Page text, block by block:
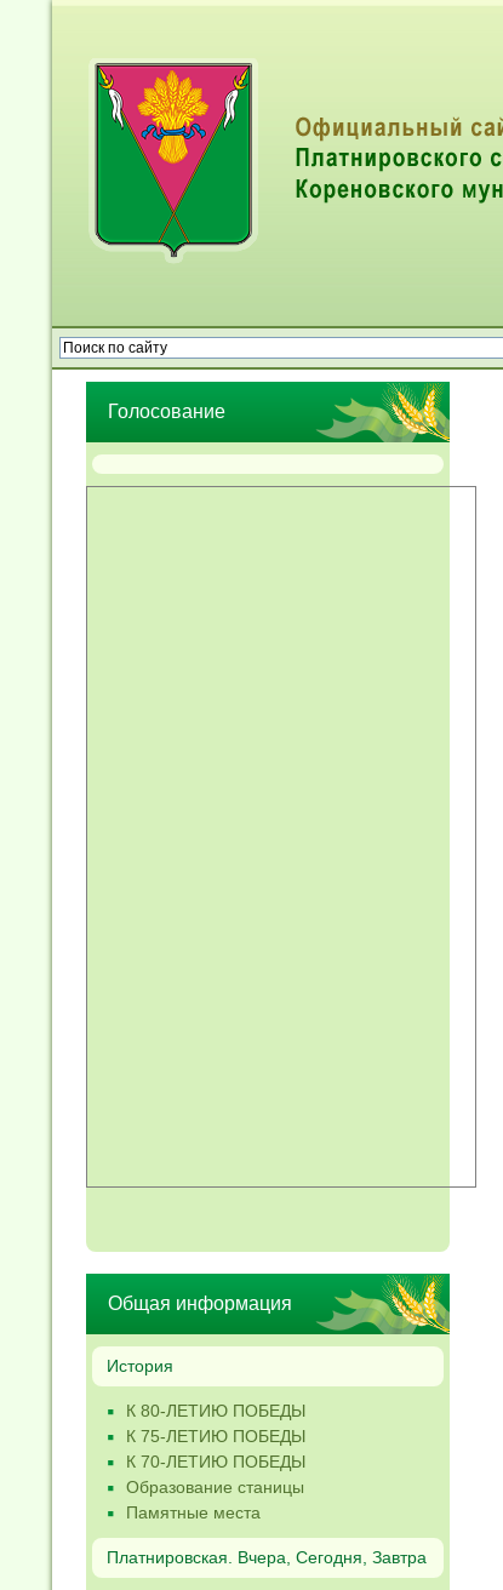
Голосование
Общая информация
История
К 80-ЛЕТИЮ ПОБЕДЫ
К 75-ЛЕТИЮ ПОБЕДЫ
К 70-ЛЕТИЮ ПОБЕДЫ
Образование станицы
Памятные места
Платнировская. Вчера, Сегодня, Завтра